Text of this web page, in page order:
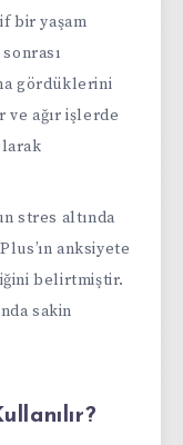
bir yaşam
gördüklerini
ve ağır işlerde
stres altında
anksiyete
belirtmiştir.
sakin